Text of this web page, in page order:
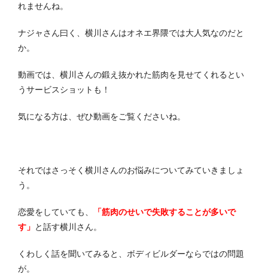
れませんね。
ナジャさん曰く、横川さんはオネエ界隈では大人気なのだと
か。
動画では、横川さんの鍛え抜かれた筋肉を見せてくれるとい
うサービスショットも！
気になる方は、ぜひ動画をご覧くださいね。
それではさっそく横川さんのお悩みについてみていきましょ
う。
恋愛をしていても、
「筋肉のせいで失敗することが多いで
す」 と話す横川さん。
くわしく話を聞いてみると、ボディビルダーならではの問題
が。